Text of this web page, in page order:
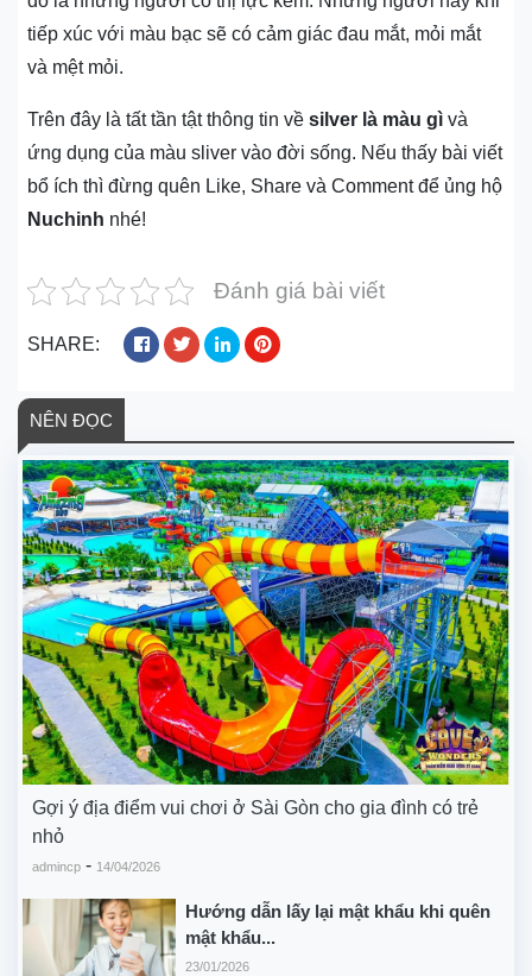
tiếp xúc với màu bạc sẽ có cảm giác đau mắt, mỏi mắt
và mệt mỏi.
Trên đây là tất tần tật thông tin về silver là màu gì và
ứng dụng của màu sliver vào đời sống. Nếu thấy bài viết
bổ ích thì đừng quên Like, Share và Comment để ủng hộ
Nuchinh nhé!
Đánh giá bài viết
SHARE:
NÊN ĐỌC
Gợi ý địa điểm vui chơi ở Sài Gòn cho gia đình có trẻ
nhỏ
admincp - 14/04/2026
Hướng dẫn lấy lại mật khẩu khi quên
mật khẩu...
23/01/2026